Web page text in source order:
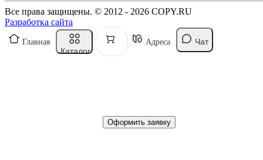
Все права защищены. © 2012 - 2026 COPY.RU
Разработка сайта
Главная
Каталог
Адреса Чат
Оформить заявку